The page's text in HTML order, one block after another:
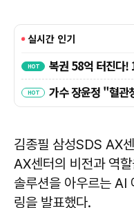
김종필 삼성SDS AX
AX센터의 비전과 역
솔루션을 아우르는 AI
링을 발표했다.